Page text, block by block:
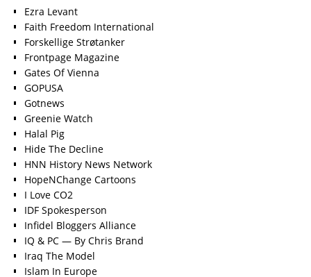
Ezra Levant
Faith Freedom International
Forskellige Strøtanker
Frontpage Magazine
Gates Of Vienna
GOPUSA
Gotnews
Greenie Watch
Halal Pig
Hide The Decline
HNN History News Network
HopeNChange Cartoons
I Love CO2
IDF Spokesperson
Infidel Bloggers Alliance
IQ & PC — By Chris Brand
Iraq The Model
Islam In Europe